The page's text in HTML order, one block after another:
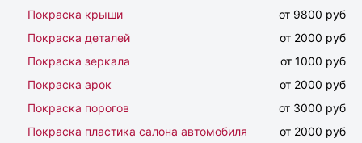
Покраска крыши
от 9800 руб
Покраска деталей
от 2000 руб
Покраска зеркала
от 1000 руб
Покраска арок
от 2000 руб
Покраска порогов
от 3000 руб
Покраска пластика салона автомобиля
от 2000 руб